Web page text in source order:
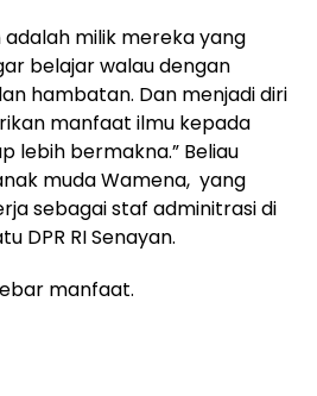
milik mereka yang
belajar walau dengan
hambatan. Dan menjadi diri
manfaat ilmu kepada
lebih bermakna.” Beliau
muda Wamena, yang
sebagai staf adminitrasi di
DPR RI Senayan.
manfaat.